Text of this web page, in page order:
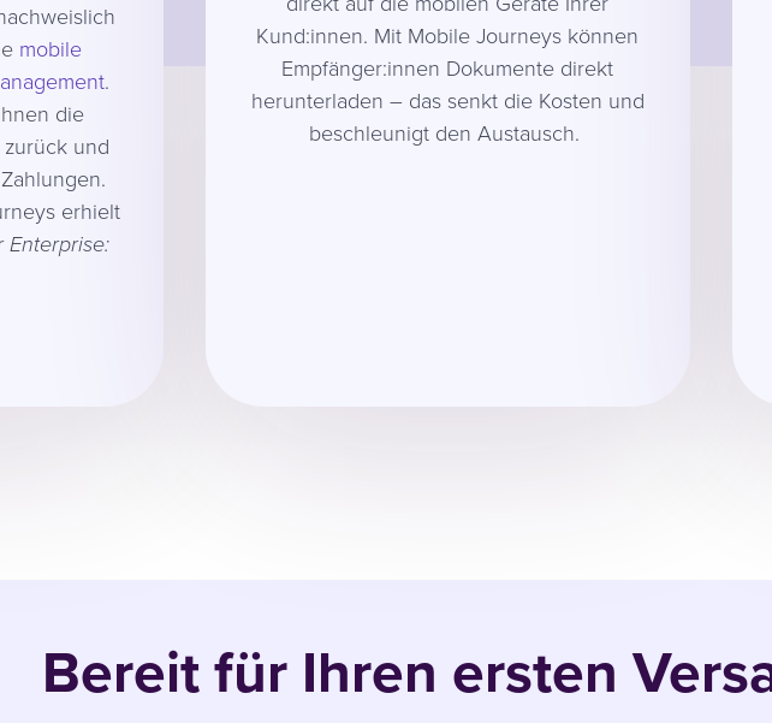
mobile
.
die
und
erhielt
Enterprise:
Kund:innen. Mit Mobile Journeys können
Empfänger:innen Dokumente direkt
herunterladen – das senkt die Kosten und
beschleunigt den Austausch.
Bereit für Ihren ersten